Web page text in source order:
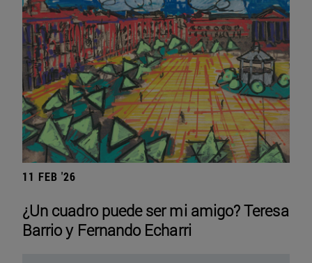
11 FEB '26
¿Un cuadro puede ser mi amigo? Teresa
Barrio y Fernando Echarri